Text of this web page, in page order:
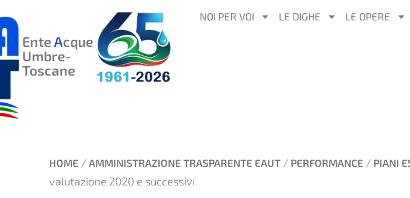
AL
CONTENUTO
EnteAcque
Umbre-
Toscane
NOI PER VOI LE DIGHE LE OPERE
HOME / AMMINISTRAZIONE TRASPARENTE EAUT / PERFORMANCE / PIANI
valutazione 2020 e successivi